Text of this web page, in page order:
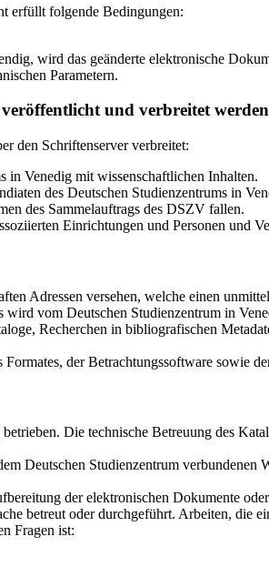
erfüllt folgende Bedingungen:
wird das geänderte elektronische
Parametern.
und verbreitet werden
den Schriftenserver verbreitet:
in Venedig mit wissenschaftlichen Inhalten.
des Deutschen Studienzentrums in
des Sammelauftrags des DSZV fallen.
Einrichtungen und Personen und
Adressen versehen, welche einen
vom Deutschen Studienzentrum in
Recherchen in bibliografischen
der Betrachtungssoftware sowie
Die technische Betreuung des
Deutschen Studienzentrum verbundenen
der elektronischen Dokumente
betreut oder durchgeführt. Arbeiten, die
Fragen ist: